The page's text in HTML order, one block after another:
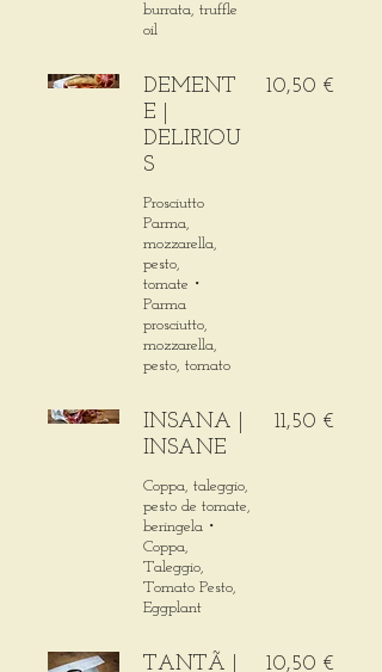
burrata, truffle
oil
DEMENT
E |
DELIRIOU
S
Prosciutto
Parma,
mozzarella,
pesto,
tomate・
Parma
prosciutto,
mozzarella,
pesto, tomato
10,50 €
INSANA |
INSANE
Coppa, taleggio,
pesto de tomate,
beringela・
Coppa,
Taleggio,
Tomato Pesto,
Eggplant
11,50 €
TANTÃ |
10,50 €